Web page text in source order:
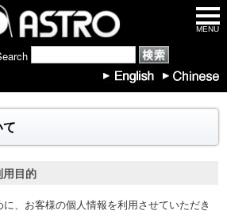
MENU
用目的
、お客様の個人情報を利用させていただき